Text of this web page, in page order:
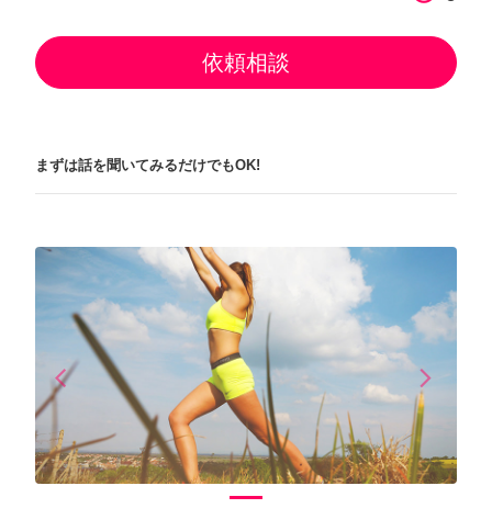
依頼相談
まずは話を聞いてみるだけでもOK!
arrow_back_iosPrevious arrow_forward_iosNext